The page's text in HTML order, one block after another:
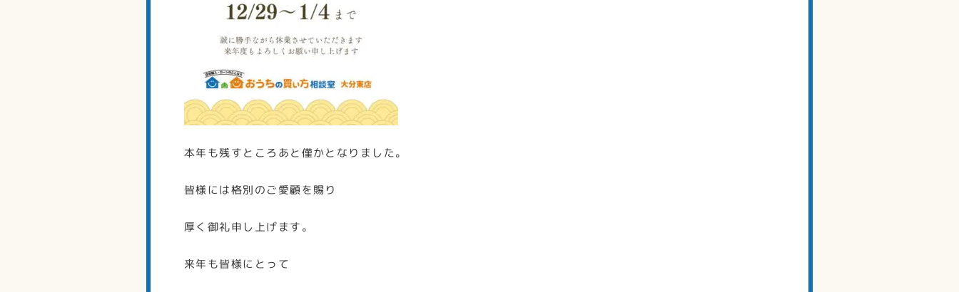
本年も残すところあと僅かとなりました。
皆様には格別のご愛顧を賜り
厚く御礼申し上げます。
来年も皆様にとって